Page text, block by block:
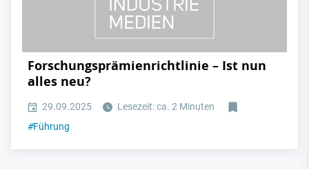
Forschungsprämienrichtlinie – Ist nun
alles neu?
29.09.2025
Lesezeit: ca. 2 Minuten
#Führung